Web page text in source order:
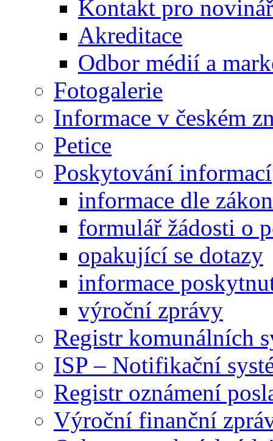
Kontakt pro
Akreditace
Odbor médií a
Fotogalerie
Informace v českém
Petice
Poskytování informací
informace dle
formulář žádosti o
opakující se dotazy
informace
výroční zprávy
Registr komunálních
ISP – Notifikační
Registr oznámení
Výroční finanční